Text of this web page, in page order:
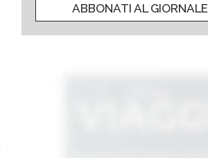
ABBONATI AL GIORNALE